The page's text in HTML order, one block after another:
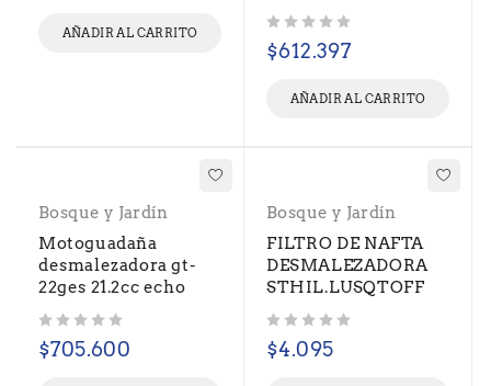
AÑADIR AL CARRITO
$612.397
AÑADIR AL CARRITO
Bosque y Jardín
Motoguadaña
desmalezadora gt-
22ges 21.2cc echo
$705.600
Bosque y Jardín
FILTRO DE NAFTA
DESMALEZADORA
STHIL.LUSQTOFF
$4.095